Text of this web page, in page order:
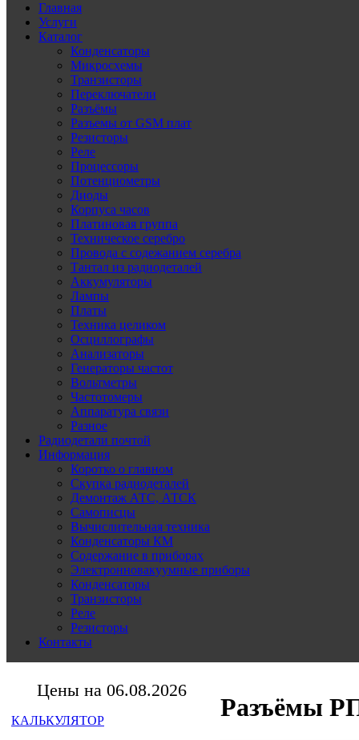
Главная
Услуги
Каталог
Конденсаторы
Микросхемы
Транзисторы
Переключатели
Разъёмы
Разъемы от GSM плат
Резисторы
Реле
Процессоры
Потенциометры
Диоды
Корпуса часов
Платиновая группа
Техническое серебро
Провода с содежанием серебра
Тантал из радиодеталей
Аккумуляторы
Лампы
Платы
Техника целиком
Осциллографы
Анализаторы
Генераторы частот
Вольтметры
Частотомеры
Аппаратура связи
Разное
Радиодетали почтой
Информация
Коротко о главном
Скупка радиодеталей
Демонтаж АТС, АТСК
Самописцы
Вычислительная техника
Конденсаторы КМ
Содержание в приборах
Электронновакуумные приборы
Конденсаторы
Транзисторы
Реле
Резисторы
Контакты
Цены на 06.08.2026
КАЛЬКУЛЯТОР
Разъёмы